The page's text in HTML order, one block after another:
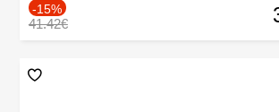
-15%
41.42€